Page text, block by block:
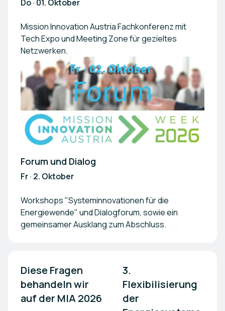
Do · 01. Oktober
Mission Innovation Austria Fachkonferenz mit
Tech Expo und Meeting Zone für gezieltes
Netzwerken.
Forum und Dialog
Fr · 2. Oktober
Workshops "Systeminnovationen für die
Energiewende" und Dialogforum, sowie ein
gemeinsamer Ausklang zum Abschluss.
Diese Fragen
behandeln wir
auf der MIA 2026
3.
Flexibilisierung
der